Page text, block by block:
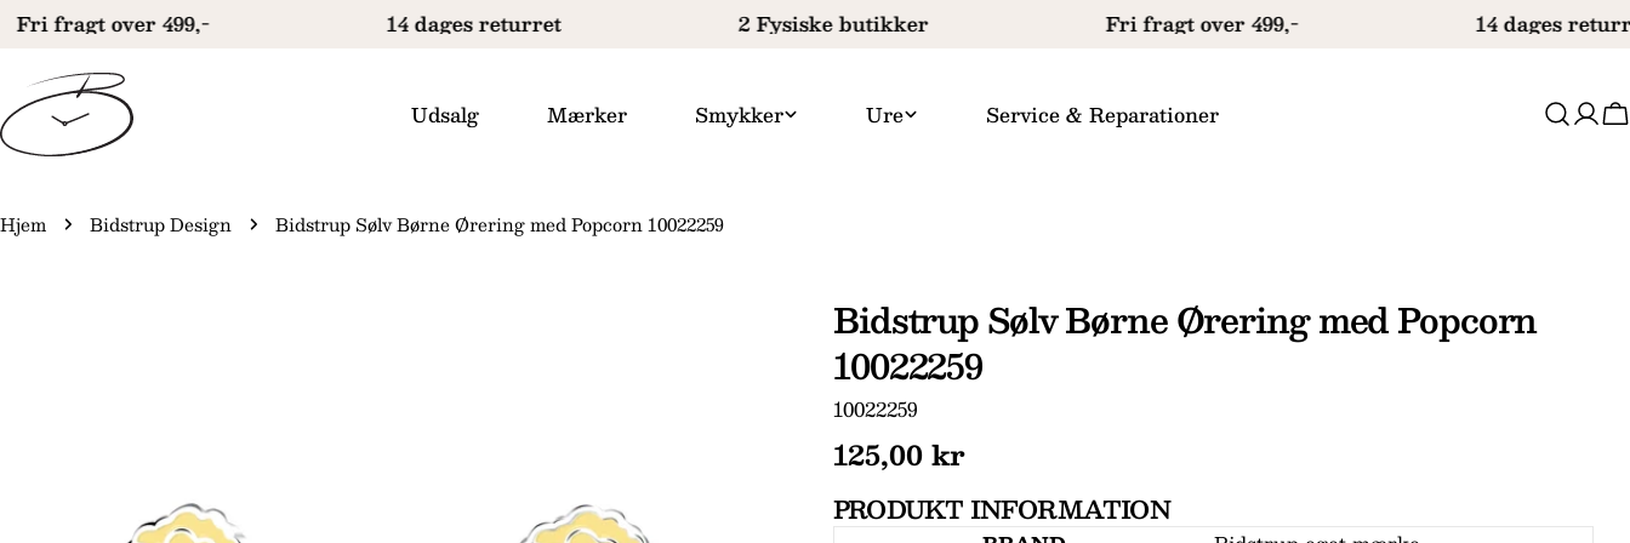
Gå
indhold
Fri fragt over 499,- 14 dages returret 2 Fysiske butikker Fri fragt over 499,- 14 dages
Udsalg Mærker Smykker Ure Service & Reparationer
Hjem Bidstrup Design Bidstrup Sølv Børne Ørering med Popcorn 10022259
Bidstrup Sølv Børne Ørering med Popcorn
10022259
SKU:
10022259
Normal
pris
125,00 kr
PRODUKT INFORMATION
navn
Din